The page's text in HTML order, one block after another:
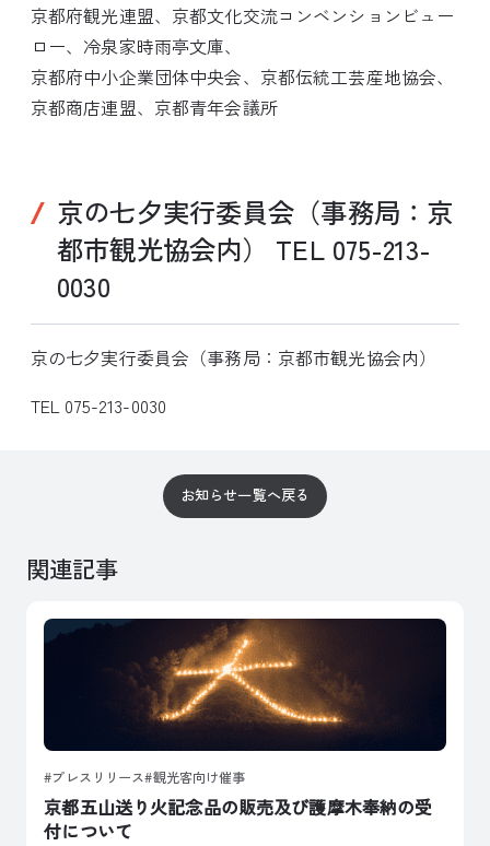
京都府観光連盟、京都文化交流コンベンションビュー
ロー、冷泉家時雨亭文庫、
京都府中小企業団体中央会、京都伝統工芸産地協会、
京都商店連盟、京都青年会議所
京の七夕実行委員会（事務局：京
都市観光協会内） TEL 075-213-
0030
京の七夕実行委員会（事務局：京都市観光協会内）
TEL 075-213-0030
お知らせ一覧へ戻る
関連記事
プレスリリース 観光客向け催事
京都五山送り火記念品の販売及び護摩木奉納の受
付について